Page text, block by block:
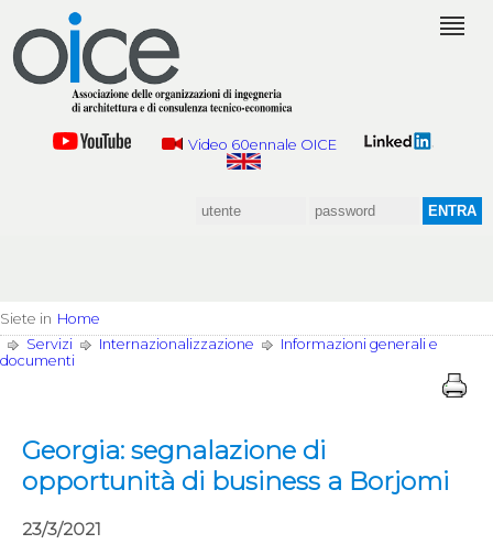
Video 60ennale OICE
Siete in Home
Servizi
Internazionalizzazione
Informazioni generali e
documenti
Georgia: segnalazione di
opportunità di business a Borjomi
23/3/2021